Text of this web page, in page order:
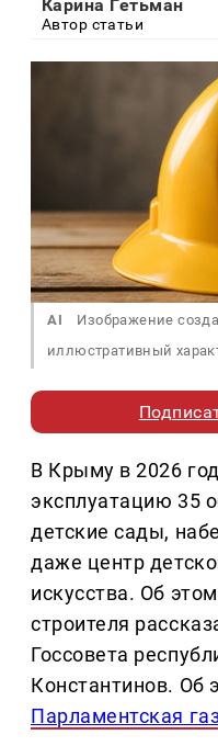
Карина Гетьман
Автор статьи
AI
Изображение
иллюстративный
В Крыму в 2026
эксплуатацию 35
детские сады,
даже центр
искусства. Об
строителя
Госсовета
Константинов. Об
Парламентская